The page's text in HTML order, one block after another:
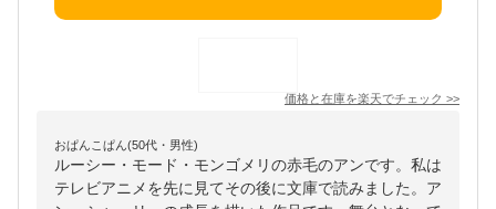
価格と在庫を楽天でチェック >>
おぱんこぱん(50代・男性)
ルーシー・モード・モンゴメリの赤毛のアンです。私は
テレビアニメを先に見てその後に文庫で読みました。ア